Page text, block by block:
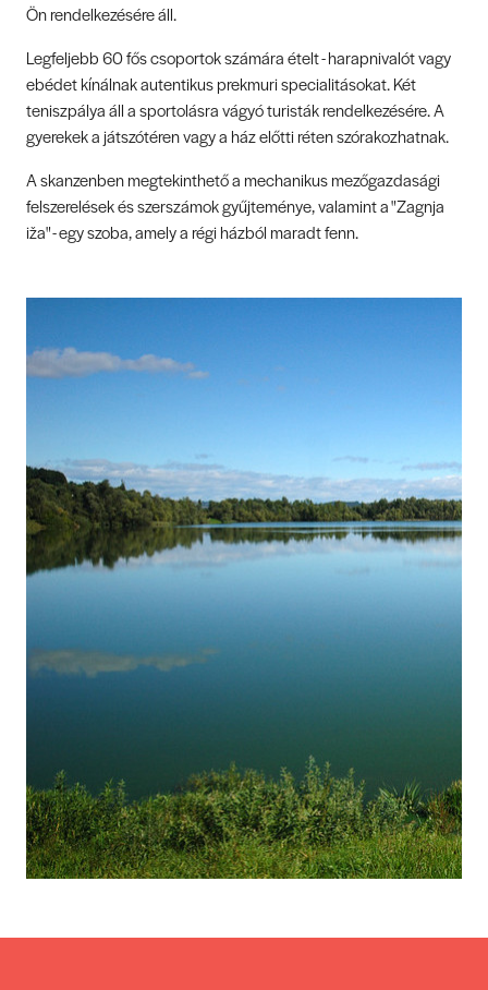
Ön rendelkezésére áll.
Legfeljebb 60 fős csoportok számára ételt - harapnivalót vagy
ebédet kínálnak autentikus prekmuri specialitásokat. Két
teniszpálya áll a sportolásra vágyó turisták rendelkezésére. A
gyerekek a játszótéren vagy a ház előtti réten szórakozhatnak.
A skanzenben megtekinthető a mechanikus mezőgazdasági
felszerelések és szerszámok gyűjteménye, valamint a "Zagnja
iža" - egy szoba, amely a régi házból maradt fenn.